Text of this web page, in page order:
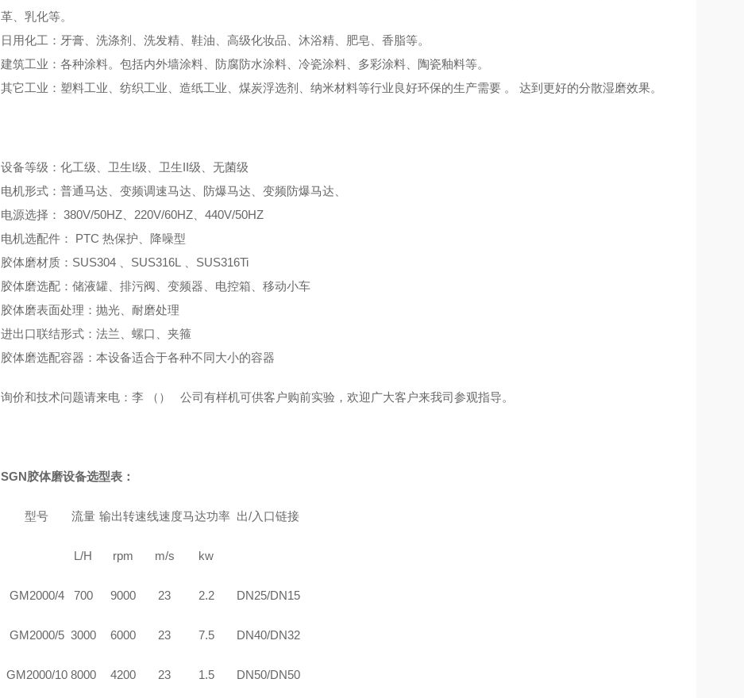
革、乳化等。
日用化工：牙膏、洗涤剂、洗发精、鞋油、高级化妆品、沐浴精、肥皂、香脂等。
建筑工业：各种涂料。包括内外墙涂料、防腐防水涂料、冷瓷涂料、多彩涂料、陶瓷釉料等。
其它工业：塑料工业、纺织工业、造纸工业、煤炭浮选剂、纳米材料等行业良好环保的生产需要 。 达到更好的分散湿磨效果。
设备等级：化工级、卫生I级、卫生II级、无菌级
电机形式：普通马达、变频调速马达、防爆马达、变频防爆马达、
电源选择： 380V/50HZ、220V/60HZ、440V/50HZ
电机选配件： PTC 热保护、降噪型
胶体磨材质：SUS304 、SUS316L 、SUS316Ti
胶体磨选配：储液罐、排污阀、变频器、电控箱、移动小车
胶体磨表面处理：抛光、耐磨处理
进出口联结形式：法兰、螺口、夹箍
胶体磨选配容器：本设备适合于各种不同大小的容器
询价和技术问题请来电：李 （） 公司有样机可供客户购前实验，欢迎广大客户来我司参观指导。
SGN胶体磨设备选型表：
型号 流量 输出转速线速度马达功率 出/入口链接
L/H rpm m/s kw
GM2000/4 700 9000 23 2.2 DN25/DN15
GM2000/5 3000 6000 23 7.5 DN40/DN32
GM2000/10 8000 4200 23 1.5 DN50/DN50